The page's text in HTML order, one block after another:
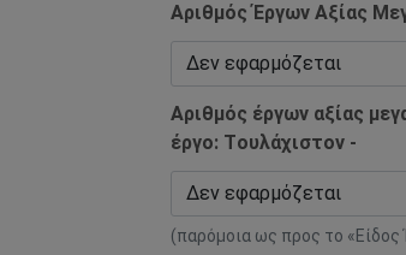
Αριθμός Έργων Αξίας
Αριθμός έργων αξίας
έργο: Tουλάχιστον -
(παρόμοια ως προς το